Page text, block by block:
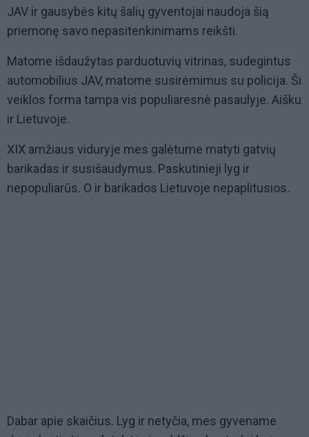
JAV ir gausybės kitų šalių gyventojai naudoja šią
priemonę savo nepasitenkinimams reikšti.
Matome išdaužytas parduotuvių vitrinas, sudegintus
automobilius JAV, matome susirėmimus su policija. Ši
veiklos forma tampa vis populiaresnė pasaulyje. Aišku
ir Lietuvoje.
XIX amžiaus viduryje mes galėtume matyti gatvių
barikadas ir susišaudymus. Paskutinieji lyg ir
nepopuliarūs. O ir barikados Lietuvoje nepaplitusios.
Dabar apie skaičius. Lyg ir netyčia, mes gyvename